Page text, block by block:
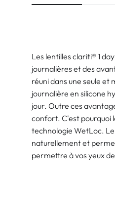
Les lentilles clariti® 1
journalières et des
réuni dans une seule et
journalière en silicone
jour. Outre ces
confort. C'est pourquoi
technologie WetLoc.
naturellement et
permettre à vos yeux